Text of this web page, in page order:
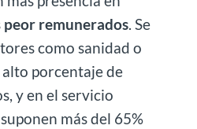
peor remunerados. Se
como sanidad o
porcentaje de
y en el servicio
más del 65%